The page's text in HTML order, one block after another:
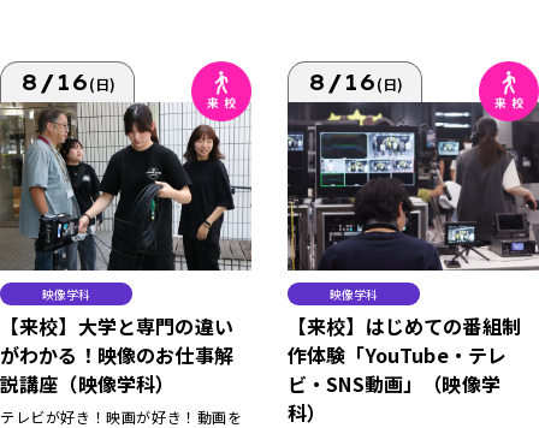
8/16(日)
映像学科
【来校】大学と専門の違い
がわかる！映像のお仕事解
説講座（映像学科）
テレビが好き！映画が好き！動画を
8/16(日)
映像学科
【来校】はじめての番組制
作体験「YouTube・テレ
ビ・SNS動画」（映像学
科）